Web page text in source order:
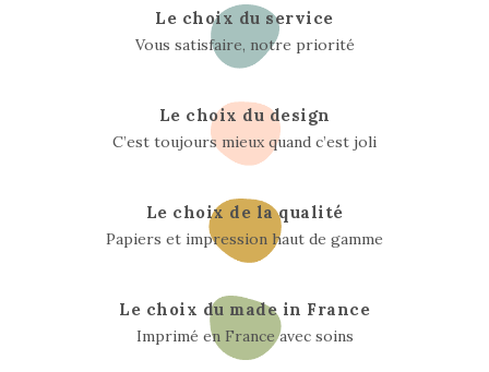
Le choix du service
Vous satisfaire, notre priorité
Le choix du design
C’est toujours mieux quand c’est joli
Le choix de la qualité
Papiers et impression haut de gamme
Le choix du made in France
Imprimé en France avec soins